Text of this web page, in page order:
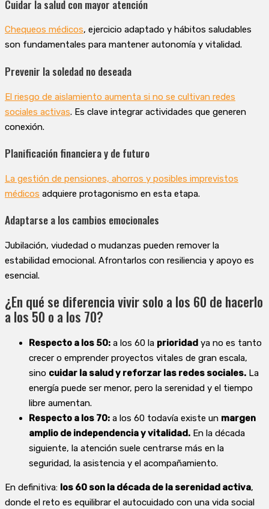
Cuidar la salud con mayor atención
Chequeos médicos, ejercicio adaptado y hábitos saludables
son fundamentales para mantener autonomía y vitalidad.
Prevenir la soledad no deseada
El riesgo de aislamiento aumenta si no se cultivan redes
sociales activas. Es clave integrar actividades que generen
conexión.
Planificación financiera y de futuro
La gestión de pensiones, ahorros y posibles imprevistos
médicos adquiere protagonismo en esta etapa.
Adaptarse a los cambios emocionales
Jubilación, viudedad o mudanzas pueden remover la
estabilidad emocional. Afrontarlos con resiliencia y apoyo es
esencial.
¿En qué se diferencia vivir solo a los 60 de hacerlo
a los 50 o a los 70?
Respecto a los 50: a los 60 la prioridad ya no es tanto
crecer o emprender proyectos vitales de gran escala,
sino cuidar la salud y reforzar las redes sociales. La
energía puede ser menor, pero la serenidad y el tiempo
libre aumentan.
Respecto a los 70: a los 60 todavía existe un margen
amplio de independencia y vitalidad. En la década
siguiente, la atención suele centrarse más en la
seguridad, la asistencia y el acompañamiento.
En definitiva: los 60 son la década de la serenidad activa,
donde el reto es equilibrar el autocuidado con una vida social